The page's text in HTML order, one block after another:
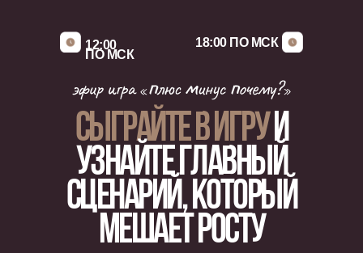
Сыграйте в игруи
узнайте главный
сценарий, который
мешает росту
18:00 ПО МСК
12:00
ПО МСК